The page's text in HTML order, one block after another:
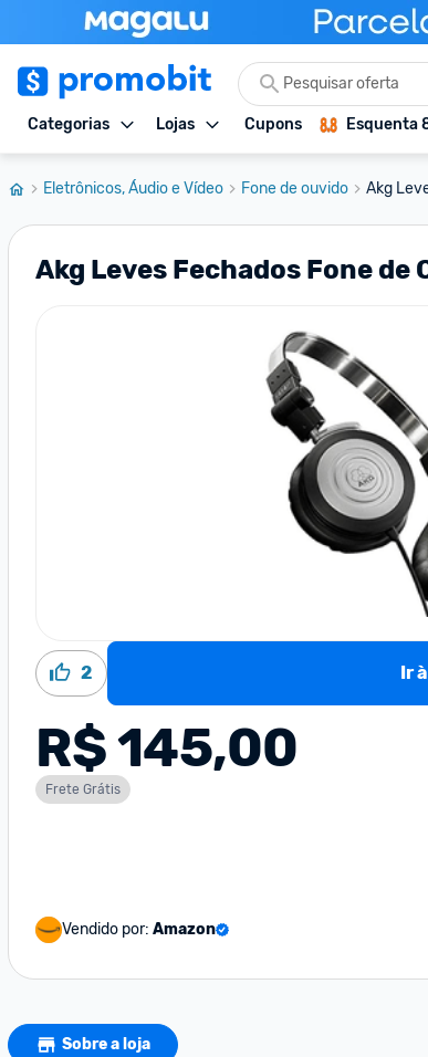
Categorias Lojas Cupons Esquenta
Eletrônicos, Áudio e Vídeo Fone de ouvido Akg
Akg Leves Fechados Fone de
2 Ir
R$ 145,00
Frete Grátis
Vendido por: Amazon
Sobre a loja